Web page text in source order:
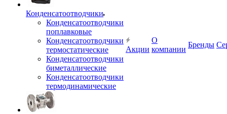
Конденсатоотводчики
Конденсатоотводчики
поплавковые
Конденсатоотводчики
термостатические
Конденсатоотводчики
биметаллические
Конденсатоотводчики
термодинамические
Акции
О
компании
Бренды